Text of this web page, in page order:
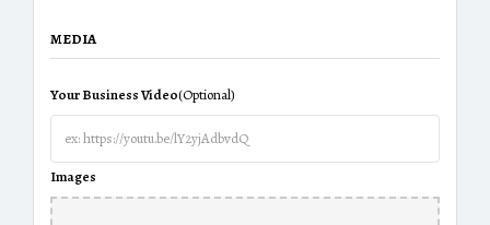
MEDIA
Your Business Video(Optional)
Images